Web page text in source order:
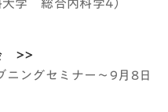
学 総合内科学4）
>>
ングセミナー～9月8日